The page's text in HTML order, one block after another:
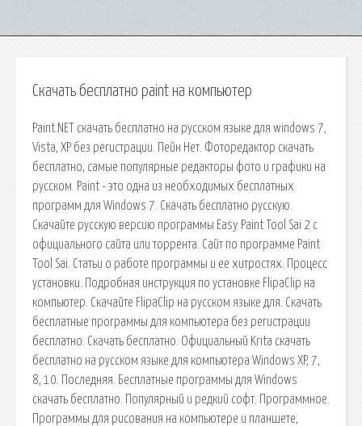
Скачать бесплатно paint на компьютер
Paint.NET скачать бесплатно на русском языке для windows 7,
Vista, XP без регистрации. Пейн Нет. Фоторедактор скачать
бесплатно, самые популярные редакторы фото и графики на
русском. Paint - это одна из необходимых бесплатных
программ для Windows 7. Скачать бесплатно русскую.
Скачайте русскую версию программы Easy Paint Tool Sai 2 с
официального сайта или торрента. Сайт по программе Paint
Tool Sai. Статьи о работе программы и ее хитростях. Процесс
установки. Подробная инструкция по установке FlipaClip на
компьютер. Скачайте FlipaClip на русском языке для. Скачать
бесплатные программы для компьютера без регистрации
бесплатно. Скачать бесплатно. Официальный Krita скачать
бесплатно на русском языке для компьютера Windows XP, 7,
8, 10. Последняя. Бесплатные программы для Windows
скачать бесплатно. Популярный и редкий софт. Программное.
Программы для рисования на компьютере и планшете,